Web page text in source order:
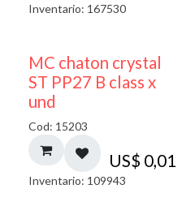
Inventario: 167530
MC chaton crystal
ST PP27 B class x
und
Cod: 15203
US$ 0,01
Inventario: 109943